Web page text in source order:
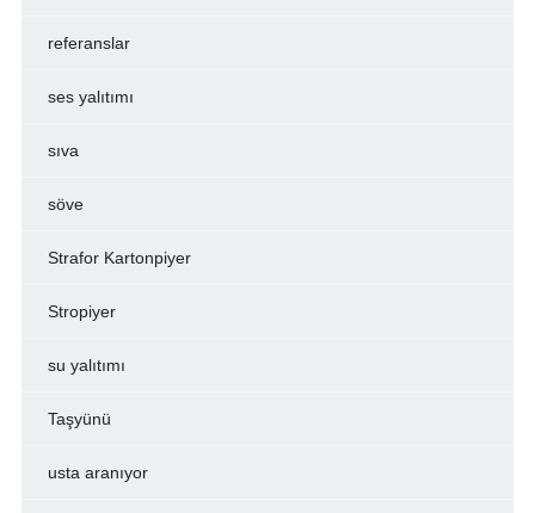
referanslar
ses yalıtımı
sıva
söve
Strafor Kartonpiyer
Stropiyer
su yalıtımı
Taşyünü
usta aranıyor